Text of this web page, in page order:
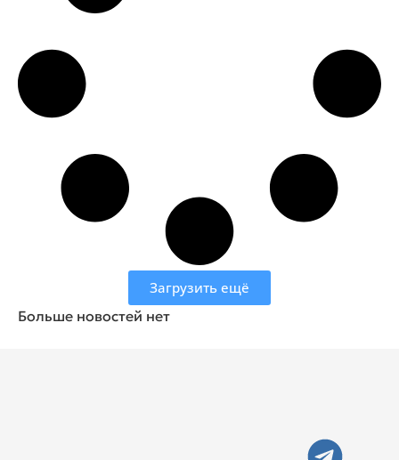
Загрузить ещё
Больше новостей нет